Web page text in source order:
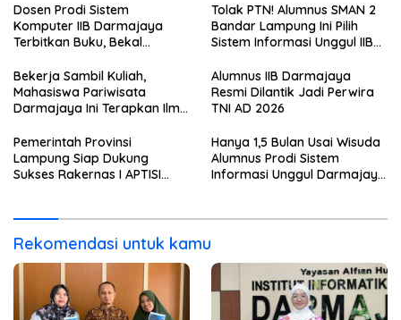
Dosen Prodi Sistem
Komputer IIB Darmajaya
Terbitkan Buku, Bekal
Sensor dan Aktuator
Tolak PTN! Alumnus SMAN 2
Bandar Lampung Ini Pilih
Sistem Informasi Unggul IIB
Haru
Bekerja Sambil Kuliah,
Mahasiswa Pariwisata
Darmajaya Ini Terapkan Ilmu
Alumnus IIB Darmajaya
Resmi Dilantik Jadi Perwira
TNI AD 2026
Pemerintah Provinsi
Lampung Siap Dukung
Sukses Rakernas I APTISI
Hanya 1,5 Bulan Usai Wisuda
Alumnus Prodi Sistem
Informasi Unggul Darmajaya
Rekomendasi untuk kamu